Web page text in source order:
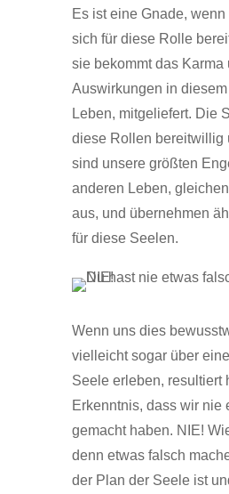
Es ist eine Gnade,
sich für diese Rolle
sie bekommt das Karma
Auswirkungen in
Leben, mitgeliefert. Die
diese Rollen bereitwillig
sind unsere größten
anderen Leben,
aus, und übernehmen
für diese Seelen.
Wenn uns dies
vielleicht sogar über
Seele erleben, resultiert
Erkenntnis, dass wir nie
gemacht haben. NIE!
denn etwas falsch
der Plan der Seele ist